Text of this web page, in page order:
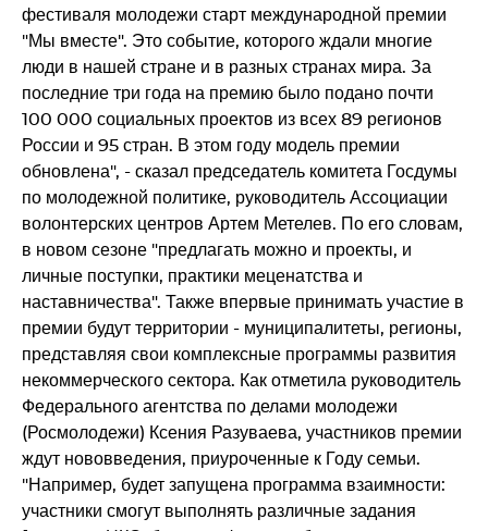
фестиваля молодежи старт международной премии
"Мы вместе". Это событие, которого ждали многие
люди в нашей стране и в разных странах мира. За
последние три года на премию было подано почти
100 000 социальных проектов из всех 89 регионов
России и 95 стран. В этом году модель премии
обновлена", - сказал председатель комитета Госдумы
по молодежной политике, руководитель Ассоциации
волонтерских центров Артем Метелев. По его словам,
в новом сезоне "предлагать можно и проекты, и
личные поступки, практики меценатства и
наставничества". Также впервые принимать участие в
премии будут территории - муниципалитеты, регионы,
представляя свои комплексные программы развития
некоммерческого сектора. Как отметила руководитель
Федерального агентства по делами молодежи
(Росмолодежи) Ксения Разуваева, участников премии
ждут нововведения, приуроченные к Году семьи.
"Например, будет запущена программа взаимности:
участники смогут выполнять различные задания